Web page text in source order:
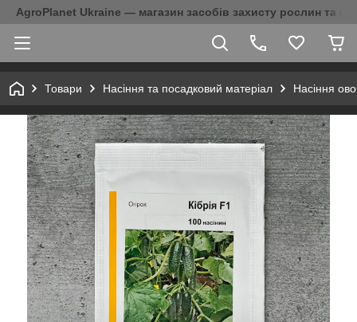
AgroPlanet Ukraine — магазин засобів захисту рослин та
Товари Насіння та посадковий матеріал Насіння